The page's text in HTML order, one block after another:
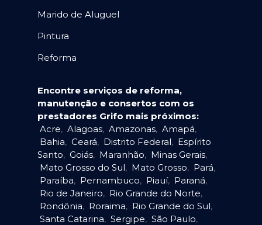
Marido de Aluguel
Pintura
Reforma
Encontre serviços de reforma,
manutenção e consertos com os
prestadores Grifo mais próximos:
Acre, Alagoas, Amazonas, Amapá,
Bahia, Ceará, Distrito Federal, Espírito
Santo, Goiás, Maranhão, Minas Gerais,
Mato Grosso do Sul, Mato Grosso, Pará,
Paraíba, Pernambuco, Piauí, Paraná,
Rio de Janeiro, Rio Grande do Norte,
Rondônia, Roraima, Rio Grande do Sul,
Santa Catarina, Sergipe, São Paulo,